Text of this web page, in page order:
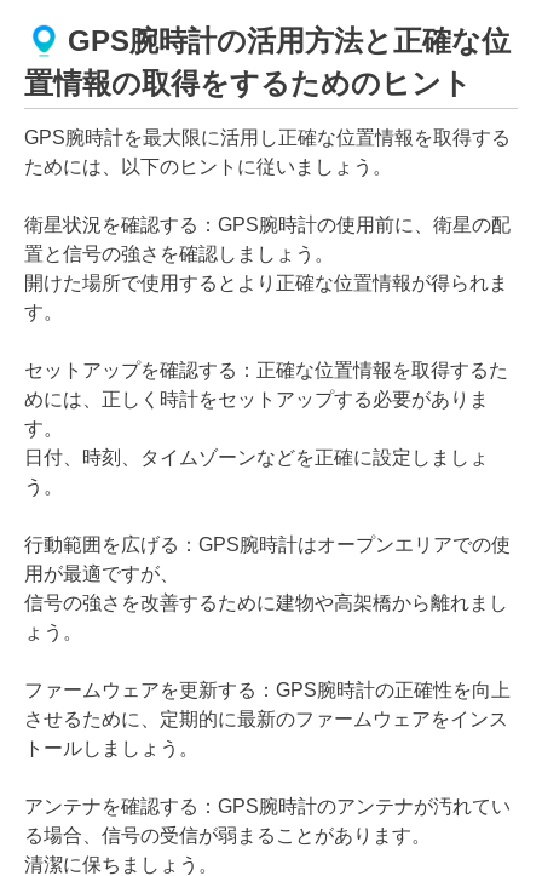
GPS腕時計の活用方法と正確な位
置情報の取得をするためのヒント
GPS腕時計を最大限に活用し正確な位置情報を取得する
ためには、以下のヒントに従いましょう。
衛星状況を確認する：GPS腕時計の使用前に、衛星の配
置と信号の強さを確認しましょう。
開けた場所で使用するとより正確な位置情報が得られま
す。
セットアップを確認する：正確な位置情報を取得するた
めには、正しく時計をセットアップする必要がありま
す。
日付、時刻、タイムゾーンなどを正確に設定しましょ
う。
行動範囲を広げる：GPS腕時計はオープンエリアでの使
用が最適ですが、
信号の強さを改善するために建物や高架橋から離れまし
ょう。
ファームウェアを更新する：GPS腕時計の正確性を向上
させるために、定期的に最新のファームウェアをインス
トールしましょう。
アンテナを確認する：GPS腕時計のアンテナが汚れてい
る場合、信号の受信が弱まることがあります。
清潔に保ちましょう。